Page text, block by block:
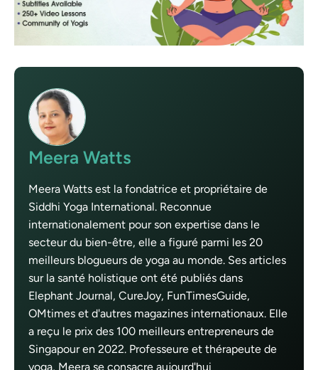
Meera Watts
Meera Watts est la fondatrice et propriétaire de
Siddhi Yoga International. Reconnue
internationalement pour son expertise dans le
secteur du bien-être, elle a figuré parmi les 20
meilleurs blogueurs de yoga au monde. Ses articles
sur la santé holistique ont été publiés dans
Elephant Journal, CureJoy, FunTimesGuide,
OMtimes et d'autres magazines internationaux. Elle
a reçu le prix des 100 meilleurs entrepreneurs de
Singapour en 2022. Professeure et thérapeute de
yoga, Meera se consacre aujourd'hui